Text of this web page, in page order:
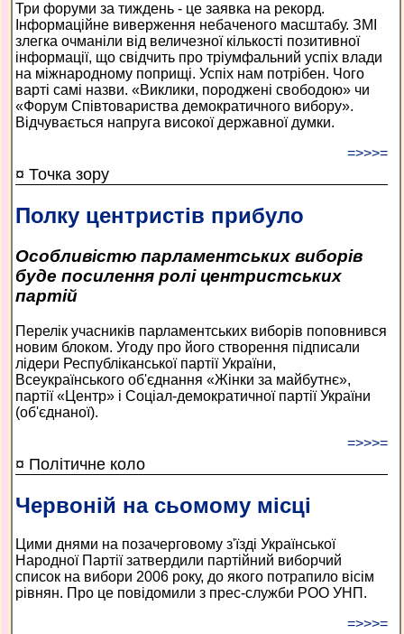
Три форуми за тиждень - це заявка на рекорд.
Інформаційне виверження небаченого масштабу. ЗМІ
злегка очманіли від величезної кількості позитивної
інформації, що свідчить про тріумфальний успіх влади
на міжнародному поприщі. Успіх нам потрібен. Чого
варті самі назви. «Виклики, породжені свободою» чи
«Форум Співтовариства демократичного вибору».
Відчувається напруга високої державної думки.
=>>>=
¤ Точка зору
Полку центристів прибуло
Особливістю парламентських виборів
буде посилення ролі центристських
партій
Перелік учасників парламентських виборів поповнився
новим блоком. Угоду про його створення підписали
лідери Республіканської партії України,
Всеукраїнського об'єднання «Жінки за майбутнє»,
партії «Центр» і Соціал-демократичної партії України
(об'єднаної).
=>>>=
¤ Політичне коло
Червоній на сьомому місці
Цими днями на позачерговому з'їзді Української
Народної Партії затвердили партійний виборчий
список на вибори 2006 року, до якого потрапило вісім
рівнян. Про це повідомили з прес-служби РОО УНП.
=>>>=